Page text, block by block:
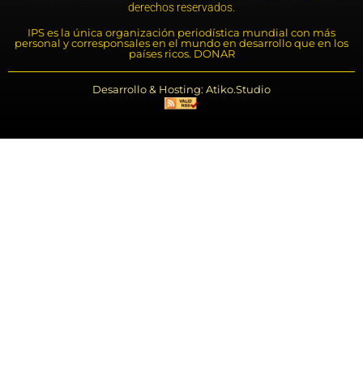
derechos reservados.
IPS es la única organización periodística mundial con más
personal y corresponsales en el mundo en desarrollo que en los
países ricos. DONAR
Desarrollo & Hosting: Atiko.Studio